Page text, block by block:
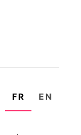
FR EN